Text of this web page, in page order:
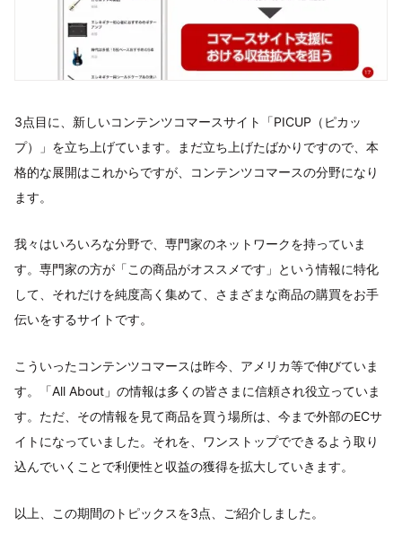
3点目に、新しいコンテンツコマースサイト「PICUP（ピカッ
プ）」を立ち上げています。まだ立ち上げたばかりですので、本
格的な展開はこれからですが、コンテンツコマースの分野になり
ます。
我々はいろいろな分野で、専門家のネットワークを持っていま
す。専門家の方が「この商品がオススメです」という情報に特化
して、それだけを純度高く集めて、さまざまな商品の購買をお手
伝いをするサイトです。
こういったコンテンツコマースは昨今、アメリカ等で伸びていま
す。「All About」の情報は多くの皆さまに信頼され役立っていま
す。ただ、その情報を見て商品を買う場所は、今まで外部のECサ
イトになっていました。それを、ワンストップでできるよう取り
込んでいくことで利便性と収益の獲得を拡大していきます。
以上、この期間のトピックスを3点、ご紹介しました。